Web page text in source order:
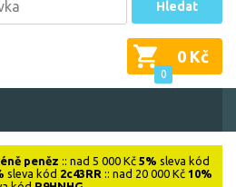
Hledat
0
0 Kč
peněz :: nad 5 000 Kč 5% sleva kód
sleva kód 2c43RR :: nad 20 000 Kč 10%